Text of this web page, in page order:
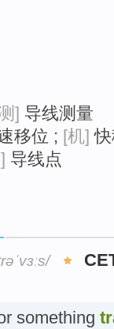
] 导线测量
移位 ; [机]
导线点
something